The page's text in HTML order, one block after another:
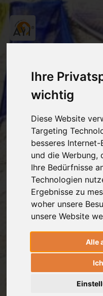
Ihre
wichtig
Diese Website
Targeting
besseres
und die Werbung,
Ihre Bedürfnisse
Technologien
Ergebnisse zu
woher unsere
unsere Website
Alle